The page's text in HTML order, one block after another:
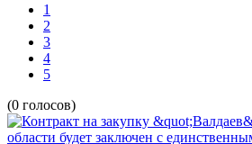
1
2
3
4
5
(0 голосов)